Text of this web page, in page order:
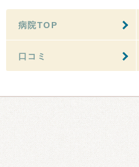
病院TOP
口コミ